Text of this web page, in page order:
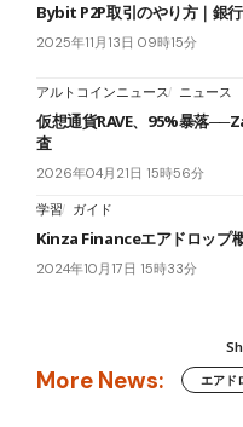
Bybit P2P取引のやり方｜銀
2025年11月13日 09時15分
アルトコインニュース ニュース
仮想通貨RAVE、95%暴落
査
2026年04月21日 15時56分
学習 ガイド
Kinza Financeエアドロップ
2024年10月17日 15時33分
More News: エアド